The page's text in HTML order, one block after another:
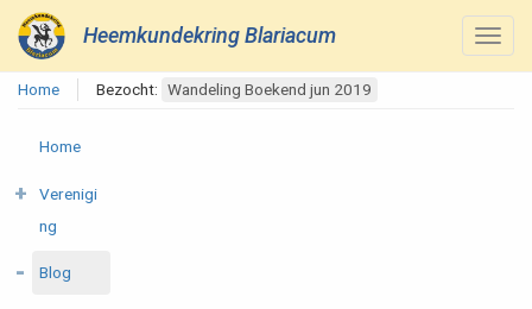
Heemkundekring Blariacum
Home Bezocht: Wandeling Boekend jun 2019
Home
Verenigi
ng
Blog